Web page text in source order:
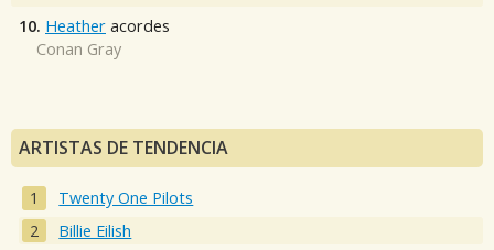
10. Heather acordes
Conan Gray
ARTISTAS DE TENDENCIA
Twenty One Pilots
Billie Eilish